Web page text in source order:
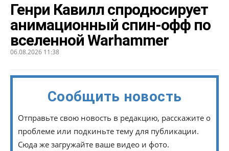
Генри Кавилл спродюсирует
анимационный спин-офф по
вселенной Warhammer
06.08.2026 11:38
Сообщить новость
Отправьте свою новость в редакцию, расскажите о
проблеме или подкиньте тему для публикации.
Сюда же загружайте ваше видео и фото.